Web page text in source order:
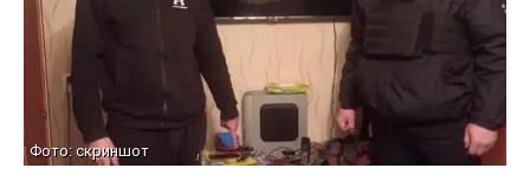
Фото: скриншот